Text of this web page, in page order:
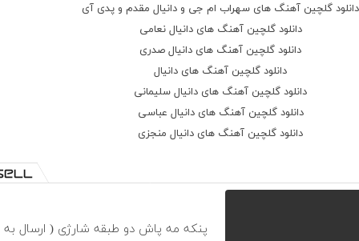
دانلود گلچین آهنگ های سهراب ام جی و دانیال مقدم و پدی آی
دانلود گلچین آهنگ های دانیال نعامی
دانلود گلچین آهنگ های دانیال صدری
دانلود گلچین آهنگ های دانیال
دانلود گلچین آهنگ های دانیال سلیمانی
دانلود گلچین آهنگ های دانیال عباسی
دانلود گلچین آهنگ های دانیال منجزی
پنکه مه پاش دو طبقه شارژی ( ارسال به